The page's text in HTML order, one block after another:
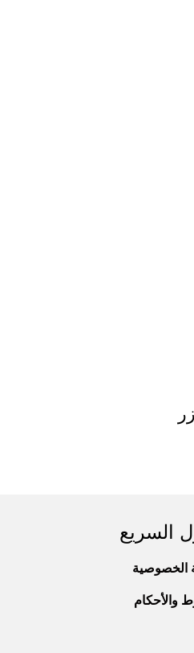
السريع
الخصوصية
والأحكام